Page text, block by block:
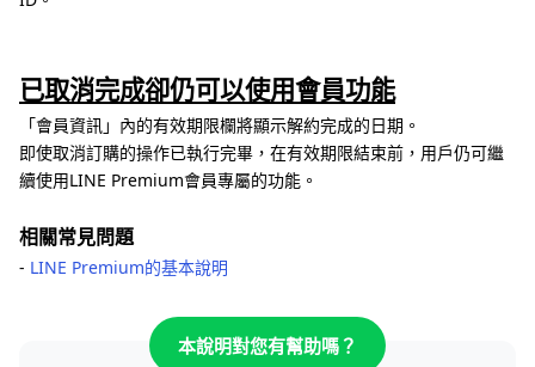
已取消完成卻仍可以使用會員功能
「會員資訊」內的有效期限欄將顯示解約完成的日期。
即使取消訂購的操作已執行完畢，在有效期限結束前，用戶仍可繼
續使用LINE Premium會員專屬的功能。
相關常見問題
- LINE Premium的基本說明
本說明對您有幫助嗎？